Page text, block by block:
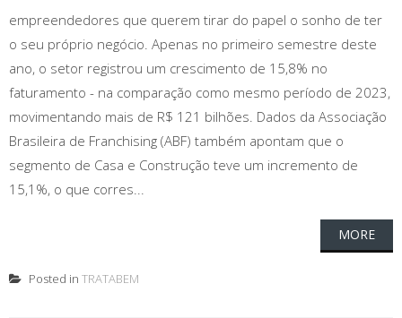
empreendedores que querem tirar do papel o sonho de ter
o seu próprio negócio. Apenas no primeiro semestre deste
ano, o setor registrou um crescimento de 15,8% no
faturamento - na comparação como mesmo período de 2023,
movimentando mais de R$ 121 bilhões. Dados da Associação
Brasileira de Franchising (ABF) também apontam que o
segmento de Casa e Construção teve um incremento de
15,1%, o que corres...
MORE
Posted in TRATABEM